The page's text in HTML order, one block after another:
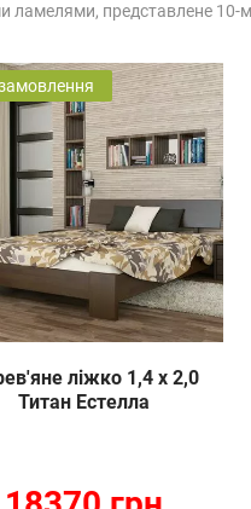
представлене 10-
ліжко 1,4 х 2,0
Титан Естелла